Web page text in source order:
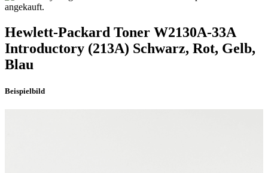
Hewlett-Packard Toner W2130A-33A
Introductory (213A) Schwarz, Rot, Gelb,
Blau
Beispielbild